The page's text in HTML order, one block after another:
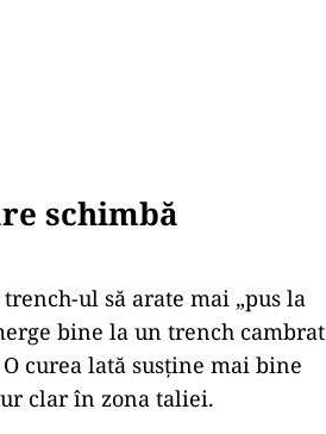
schimbă
ul să arate mai „pus la
bine la un trench cambrat
curea lată susține mai bine
clar în zona taliei.